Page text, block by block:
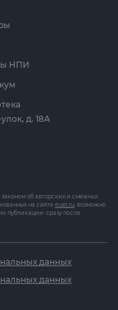
НПИ
д. 18А
законом об авторских и смежных
на сайте euat.ru, возможно
публикации: сразу после
данных
данных